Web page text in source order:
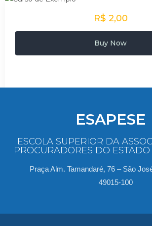
R$ 2,00
Buy Now
ESAPESE
ESCOLA SUPERIOR DA
PROCURADORES DO
Praça Alm. Tamandaré, 76 – São
49015-100